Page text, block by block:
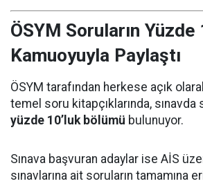
ÖSYM Soruların Yüzde
Kamuoyuyla Paylaştı
ÖSYM tarafından herkese açık
temel soru kitapçıklarında, sınavda
yüzde 10’luk bölümü bulunuyor.
Sınava başvuran adaylar ise AİS
sınavlarına ait soruların tamamına